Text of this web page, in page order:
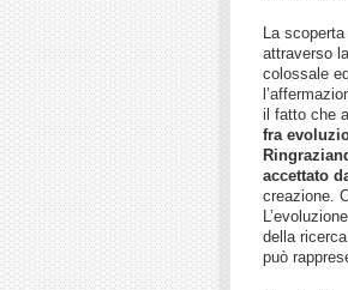
La
attraverso
colossale
il fatto che
fra
accettato
creazione.
della
può